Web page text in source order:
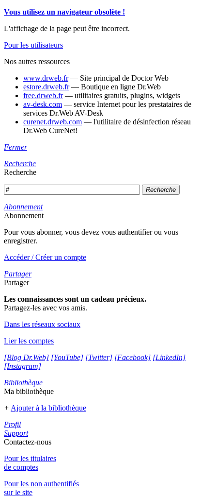
Vous utilisez un navigateur obsolète !
L'affichage de la page peut être incorrect.
Pour les utilisateurs
Nos autres ressources
www.drweb.fr— Site principal de Doctor Web
estore.drweb.fr— Boutique en ligne Dr.Web
free.drweb.fr— utilitaires gratuits, plugins, widgets
av-desk.com — service Internet pour les prestataires de
services Dr.Web AV-Desk
curenet.drweb.com — l'utilitaire de désinfection réseau
Dr.Web CureNet!
Fermer
Recherche
Recherche
Recherche
Abonnement
Abonnement
Pour vous abonner, vous devez vous authentifier ou vous
enregistrer.
Accéder / Créer un compte
Partager
Partager
Les connaissances sont un cadeau précieux.
Partagez-les avec vos amis.
Dans les réseaux sociaux
Lier les comptes
[Blog Dr.Web] [YouTube] [Twitter] [Facebook] [LinkedIn]
[Instagram]
Bibliothèque
Ma bibliothèque
+ Ajouter à la bibliothèque
Profil
Support
Contactez-nous
Pour les titulaires
de comptes
Pour les non authentifiés
sur le site